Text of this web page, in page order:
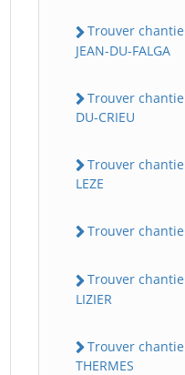
Trouver
JEAN-DU-FALGA
Trouver
DU-CRIEU
Trouver
LEZE
Trouver
Trouver
LIZIER
Trouver
THERMES